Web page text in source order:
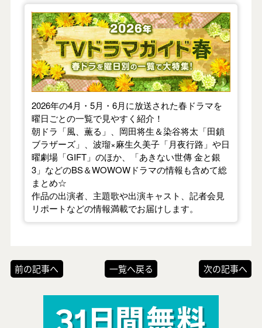
【2026年春】TVドラマガイド
2026年の4月・5月・6月に放送された春ドラマを
曜日ごとの一覧で見やすく紹介！
朝ドラ「風、薫る」、岡田将生＆染谷将太「田鎖
ブラザーズ」、波瑠×麻生久美子「月夜行路」や日
曜劇場「GIFT」のほか、「あきない世傳 金と銀
3」などのBS＆WOWOWドラマの情報も含めて総
まとめ☆
作品の出演者、主題歌や出演キャスト、記者会見
リポートなどの情報満載でお届けします。
前の記事へ 一覧へ戻る 次の記事へ